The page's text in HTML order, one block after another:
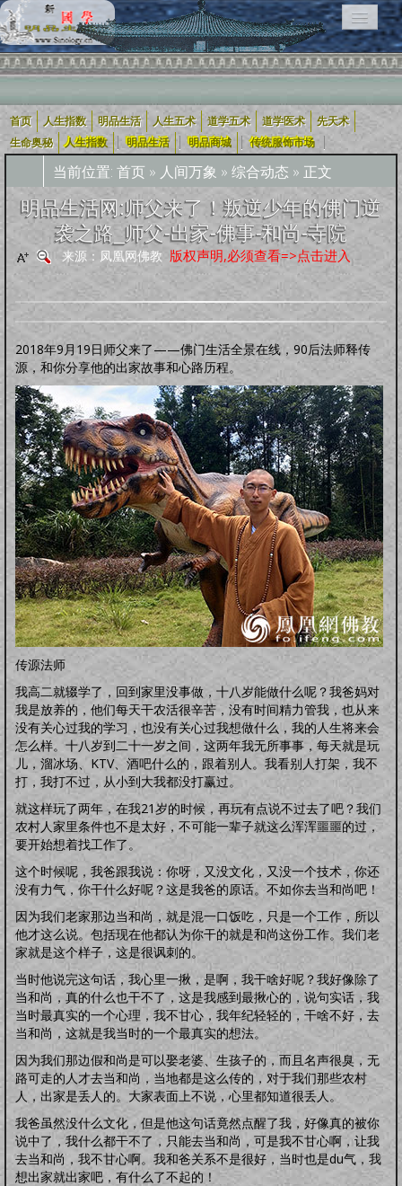
相关栏目导航：
用户入口导航
企业用户 道学五术 人生五术 社会科技 学术研究 宗教融合
道学经
典
四库全
书
苑
养生撷
粹
道家文
化
哲学宗
教
古典散
文
词
古典小
说
外国文
学
新约 旧
约
可兰经
约
学
佛教经
文
人生指数
人生指数 社会指数 职业指数 道德指数 基元指数 康寿指数
先天指数
上古咒语
明品生活
调养保健 鸡汤杂谈 风水家居 中正汉服 文化活动 海宇天堂
五力三要
虚拟人生
虚拟父母
人生五术
技能职场 婚恋家庭 人际社交 思维道德
道学五术
道学卜算术 道学命理术 道学仙山术 道学相术
道学医术
中药常识 中药方剂 药膳食谱 偏方秘方 药酒秘方 经络穴位
道医药浴
道医药茶
人间万象
综合动态 书画播报 文化活动
往事旧闻
动态公告
婴童架构
新生婴儿 零壹岁婴儿 一三岁婴幼 三六岁幼儿 胎教常识
胎教音乐
心理行为
亲子游戏 安全教育 婴儿食谱 妈妈食谱
生命奥秘
生命探索 数理研究 医学技术 世界科研
先天根基
怀孕前 怀孕期 分娩期 产后期
婴幼卫保
健康教育 家居卫生 保健常识 婴幼健康 护理卫生
日常除菌
日常消毒
首页 人生指数 明品生活 人生五术 道学五术 道学医术
先天术
生命奥秘
人生指数 | 明品生活 | 明品商城 | 传统服饰市场 |
当前位置: 首页 » 人间万象 » 综合动态 » 正文
明品生活网:师父来了！叛逆少年的佛门逆
袭之路_师父-出家-佛事-和尚-寺院
来源：凤凰网佛教 版权声明,必须查看=>点击进入
2018年9月19日师父来了——佛门生活全景在线，90后法师释传
源，和你分享他的出家故事和心路历程。
传源法师
我高二就辍学了，回到家里没事做，十八岁能做什么呢？我爸妈对
我是放养的，他们每天干农活很辛苦，没有时间精力管我，也从来
没有关心过我的学习，也没有关心过我想做什么，我的人生将来会
怎么样。十八岁到二十一岁之间，这两年我无所事事，每天就是玩
儿，溜冰场、KTV、酒吧什么的，跟着别人。我看别人打架，我不
打，我打不过，从小到大我都没打赢过。
就这样玩了两年，在我21岁的时候，再玩有点说不过去了吧？我们
农村人家里条件也不是太好，不可能一辈子就这么浑浑噩噩的过，
要开始想着找工作了。
这个时候呢，我爸跟我说：你呀，又没文化，又没一个技术，你还
没有力气，你干什么好呢？这是我爸的原话。不如你去当和尚吧！
因为我们老家那边当和尚，就是混一口饭吃，只是一个工作，所以
他才这么说。包括现在他都认为你干的就是和尚这份工作。我们老
家就是这个样子，这是很讽刺的。
当时他说完这句话，我心里一揪，是啊，我干啥好呢？我好像除了
当和尚，真的什么也干不了，这是我感到最揪心的，说句实话，我
当时最真实的一个心理，我不甘心，我年纪轻轻的，干啥不好，去
当和尚，这就是我当时的一个最真实的想法。
因为我们那边假和尚是可以娶老婆、生孩子的，而且名声很臭，无
路可走的人才去当和尚，当地都是这么传的，对于我们那些农村
人，出家是丢人的。大家表面上不说，心里都知道很丢人。
我爸虽然没什么文化，但是他这句话竟然点醒了我，好像真的被你
说中了，我什么都干不了，只能去当和尚，可是我不甘心啊，让我
去当和尚，我不甘心啊。我和爸关系不是很好，当时也是du气，我
想出家就出家吧，有什么了不起的！